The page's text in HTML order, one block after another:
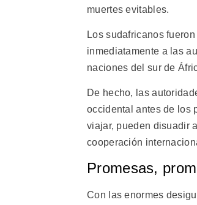
muertes evitables.
Los sudafricanos
inmediatamente a las
naciones del sur de
De hecho, las
occidental antes de los
viajar, pueden disuadir
cooperación
Promesas,
Con las enormes